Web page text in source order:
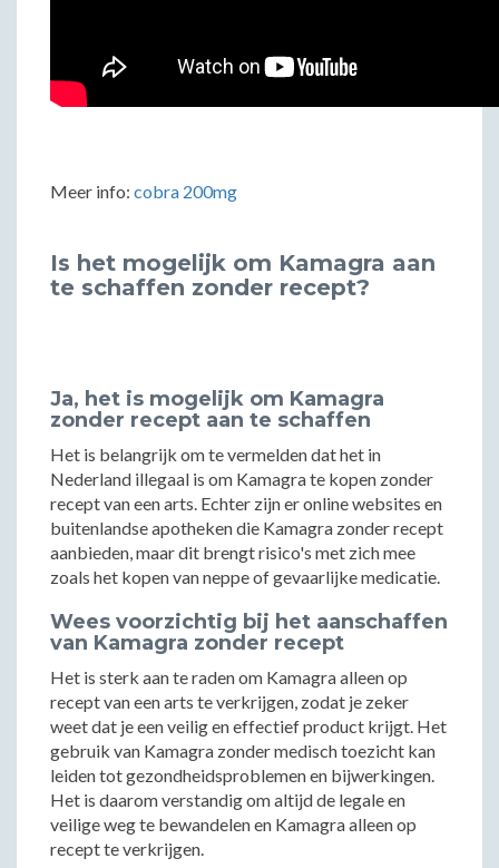
Meer info: cobra 200mg
Is het mogelijk om Kamagra aan
te schaffen zonder recept?
Ja, het is mogelijk om Kamagra
zonder recept aan te schaffen
Het is belangrijk om te vermelden dat het in
Nederland illegaal is om Kamagra te kopen zonder
recept van een arts. Echter zijn er online websites en
buitenlandse apotheken die Kamagra zonder recept
aanbieden, maar dit brengt risico's met zich mee
zoals het kopen van neppe of gevaarlijke medicatie.
Wees voorzichtig bij het aanschaffen
van Kamagra zonder recept
Het is sterk aan te raden om Kamagra alleen op
recept van een arts te verkrijgen, zodat je zeker
weet dat je een veilig en effectief product krijgt. Het
gebruik van Kamagra zonder medisch toezicht kan
leiden tot gezondheidsproblemen en bijwerkingen.
Het is daarom verstandig om altijd de legale en
veilige weg te bewandelen en Kamagra alleen op
recept te verkrijgen.